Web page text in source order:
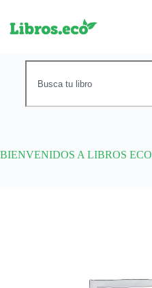
BIENVENIDOS A LIBROS ECO